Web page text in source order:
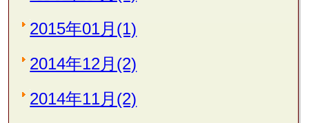
2015年01月(1)
2014年12月(2)
2014年11月(2)